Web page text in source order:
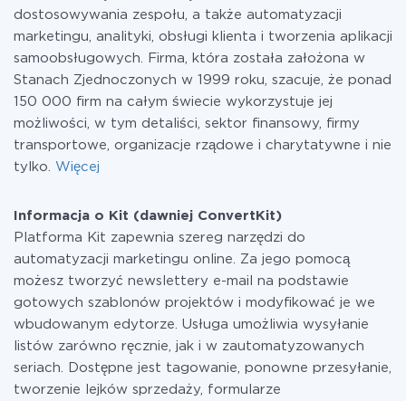
dostosowywania zespołu, a także automatyzacji
marketingu, analityki, obsługi klienta i tworzenia aplikacji
samoobsługowych. Firma, która została założona w
Stanach Zjednoczonych w 1999 roku, szacuje, że ponad
150 000 firm na całym świecie wykorzystuje jej
możliwości, w tym detaliści, sektor finansowy, firmy
transportowe, organizacje rządowe i charytatywne i nie
tylko. Więcej
Informacja o Kit (dawniej ConvertKit)
Platforma Kit zapewnia szereg narzędzi do
automatyzacji marketingu online. Za jego pomocą
możesz tworzyć newslettery e-mail na podstawie
gotowych szablonów projektów i modyfikować je we
wbudowanym edytorze. Usługa umożliwia wysyłanie
listów zarówno ręcznie, jak i w zautomatyzowanych
seriach. Dostępne jest tagowanie, ponowne przesyłanie,
tworzenie lejków sprzedaży, formularze